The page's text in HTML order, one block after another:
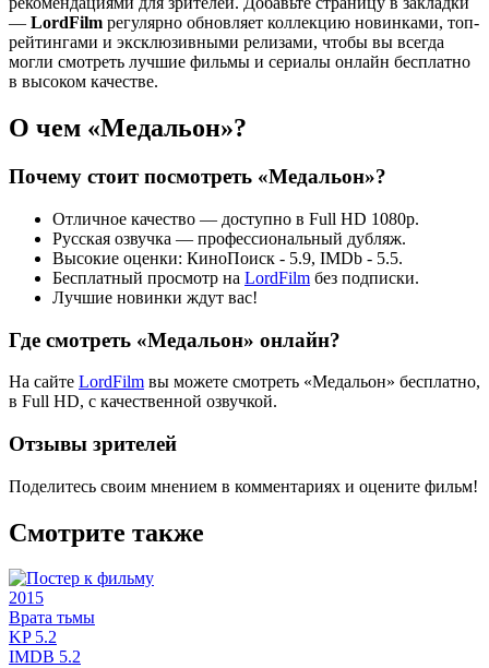
— LordFilm регулярно обновляет коллекцию новинками, топ-
рейтингами и эксклюзивными релизами, чтобы вы всегда
могли смотреть лучшие фильмы и сериалы онлайн бесплатно
в высоком качестве.
О чем «Медальон»?
Почему стоит посмотреть «Медальон»?
Отличное качество — доступно в Full HD 1080p.
Русская озвучка — профессиональный дубляж.
Высокие оценки: КиноПоиск - 5.9, IMDb - 5.5.
Бесплатный просмотр на LordFilm без подписки.
Лучшие новинки ждут вас!
Где смотреть «Медальон» онлайн?
На сайте LordFilm вы можете смотреть «Медальон» бесплатно,
в Full HD, с качественной озвучкой.
Отзывы зрителей
Поделитесь своим мнением в комментариях и оцените фильм!
Смотрите также
2015
Врата тьмы
KP5.2
IMDB 5.2